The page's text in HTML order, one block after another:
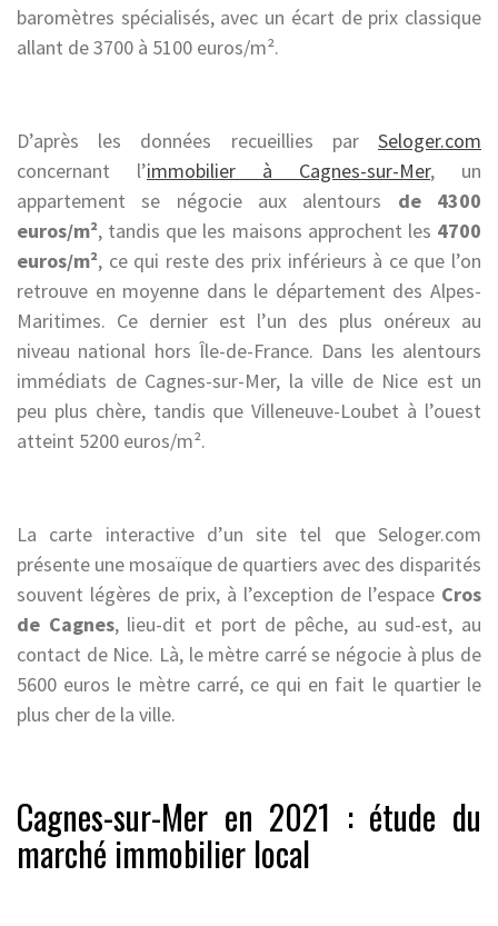
baromètres spécialisés, avec un écart de prix classique
allant de 3700 à 5100 euros/m².
D’après les données recueillies par Seloger.com
concernant l’immobilier à Cagnes-sur-Mer, un
appartement se négocie aux alentours de 4300
euros/m², tandis que les maisons approchent les 4700
euros/m², ce qui reste des prix inférieurs à ce que l’on
retrouve en moyenne dans le département des Alpes-
Maritimes. Ce dernier est l’un des plus onéreux au
niveau national hors Île-de-France. Dans les alentours
immédiats de Cagnes-sur-Mer, la ville de Nice est un
peu plus chère, tandis que Villeneuve-Loubet à l’ouest
atteint 5200 euros/m².
La carte interactive d’un site tel que Seloger.com
présente une mosaïque de quartiers avec des disparités
souvent légères de prix, à l’exception de l’espace Cros
de Cagnes, lieu-dit et port de pêche, au sud-est, au
contact de Nice. Là, le mètre carré se négocie à plus de
5600 euros le mètre carré, ce qui en fait le quartier le
plus cher de la ville.
Cagnes-sur-Mer en 2021 : étude du
marché immobilier local